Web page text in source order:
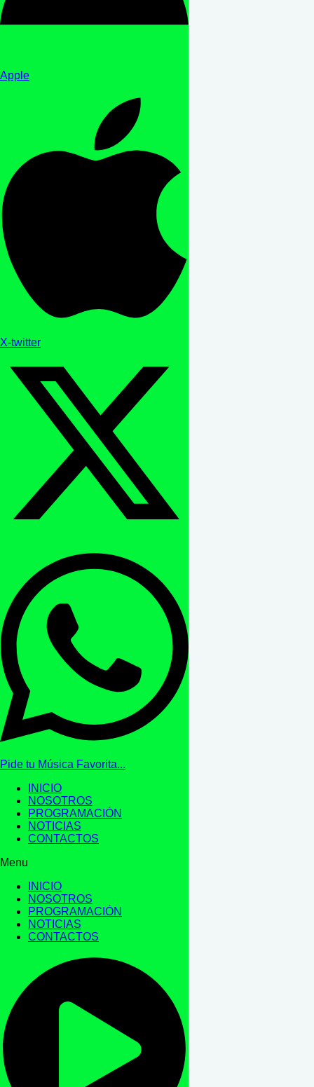
Apple
X-twitter
Pide tu Música Favorita...
INICIO
NOSOTROS
PROGRAMACIÓN
NOTICIAS
CONTACTOS
Menu
INICIO
NOSOTROS
PROGRAMACIÓN
NOTICIAS
CONTACTOS